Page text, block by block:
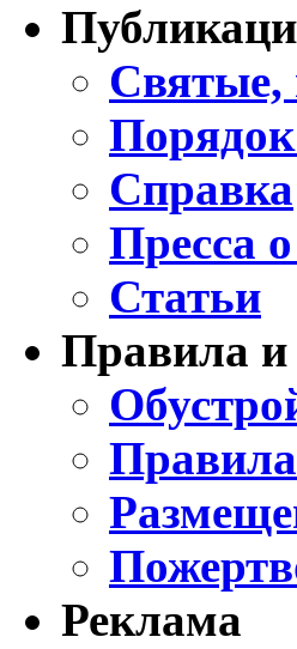
Справка
Пресса
Статьи
Правила и
Реклама